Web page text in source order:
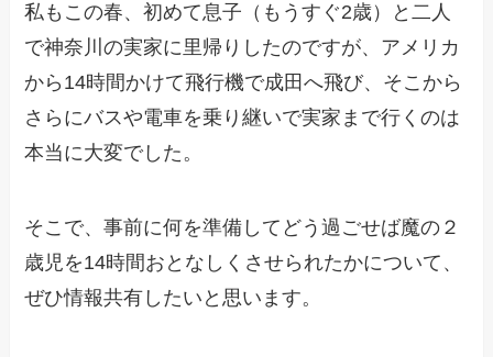
私もこの春、初めて息子（もうすぐ2歳）と二人
で神奈川の実家に里帰りしたのですが、アメリカ
から14時間かけて飛行機で成田へ飛び、そこから
さらにバスや電車を乗り継いで実家まで行くのは
本当に大変でした。
そこで、事前に何を準備してどう過ごせば魔の２
歳児を14時間おとなしくさせられたかについて、
ぜひ情報共有したいと思います。